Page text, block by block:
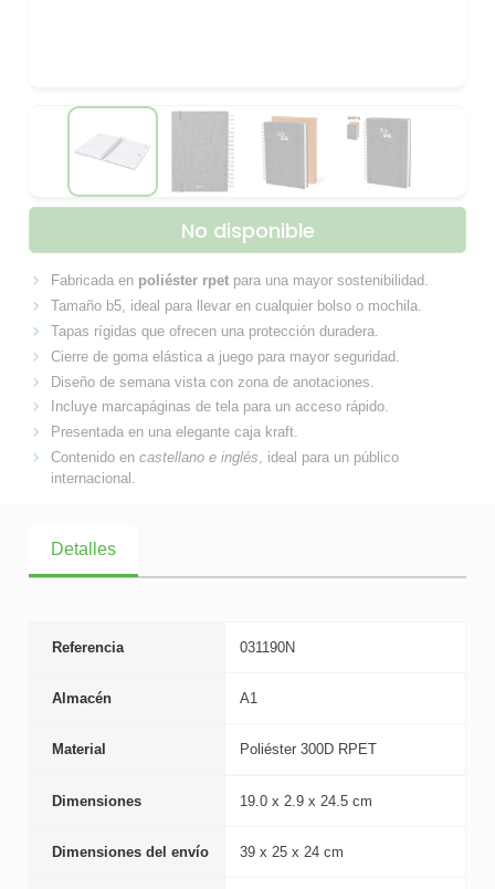
No disponible
Fabricada en poliéster rpetpara una mayor sostenibilidad.
Tamaño b5, ideal para llevar en cualquier bolso o mochila.
Tapas rígidas que ofrecen una protección duradera.
Cierre de goma elástica a juego para mayor seguridad.
Diseño de semana vista con zona de anotaciones.
Incluye marcapáginas de tela para un acceso rápido.
Presentada en una elegante caja kraft.
Contenido en castellano e inglés, ideal para un público
internacional.
Detalles
Referencia 031190N
Almacén A1
Material Poliéster 300D RPET
Dimensiones 19.0 x 2.9 x 24.5 cm
Dimensiones del envío 39 x 25 x 24 cm